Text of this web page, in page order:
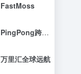
FastMoss
PingPong跨境收款
万里汇全球远航